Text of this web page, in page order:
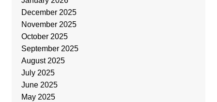
December 2025
November 2025
October 2025
September 2025
August 2025
July 2025
June 2025
May 2025